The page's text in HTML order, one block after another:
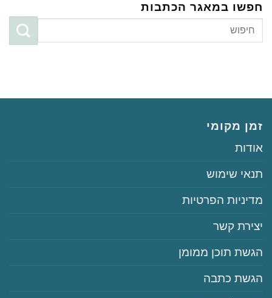
חפשו במאגר הכתבות
זמן מקומי
‏‏אודות
‏‏תנאי שימוש
‏‏מדיניות הפרטיות
‏יצירת קשר
‏הגשת תוכן ממומן
‏הגשת כתבה